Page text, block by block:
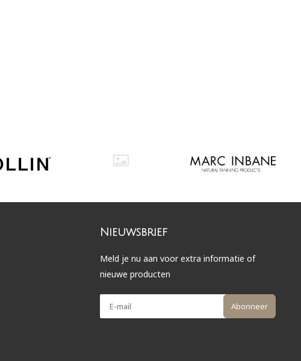
Nieuwsbrief
Meld je nu aan voor extra informatie of
nieuwe producten
Abonneer